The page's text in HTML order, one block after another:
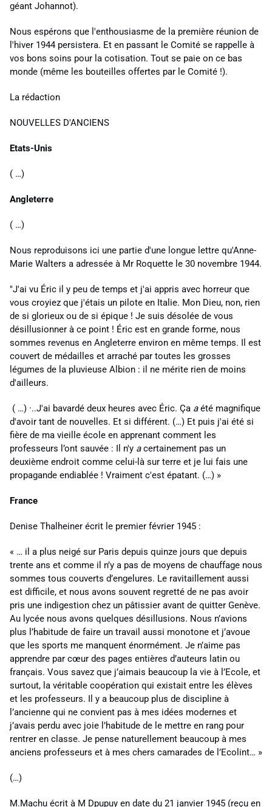
géant Johannot).
Nous espérons que l'enthousiasme de la première réunion de
l'hiver 1944 persistera. Et en passant le Comité se rappelle à
vos bons soins pour la cotisation. Tout se paie on ce bas
monde (même les bouteilles offertes par le Comité !).
La rédaction
NOUVELLES D'ANCIENS
Etats-Unis
( …)
Angleterre
( …)
Nous reproduisons ici une partie d'une longue lettre qu'Anne-
Marie Walters a adressée à Mr Roquette le 30 novembre 1944.
"J'ai vu Éric il y peu de temps et j'ai appris avec horreur que
vous croyiez que j'étais un pilote en Italie. Mon Dieu, non, rien
de si glorieux ou de si épique ! Je suis désolée de vous
désillusionner à ce point ! Éric est en grande forme, nous
sommes revenus en Angleterre environ en même temps. Il est
couvert de médailles et arraché par toutes les grosses
légumes de la pluvieuse Albion : il ne mérite rien de moins
d'ailleurs.
( …) ·..J'ai bavardé deux heures avec Éric. Ça aété magnifique
d'avoir tant de nouvelles. Et si différent. (…) Et puis j'ai été si
fière de ma vieille école en apprenant comment les
professeurs l’ont sauvée : Il n'y acertainement pas un
deuxième endroit comme celui-là sur terre et je lui fais une
propagande endiablée ! Vraiment c'est épatant. (…) »
France
Denise Thalheiner écrit le premier février 1945 :
« … il a plus neigé sur Paris depuis quinze jours que depuis
trente ans et comme il n’y a pas de moyens de chauffage nous
sommes tous couverts d’engelures. Le ravitaillement aussi
est difficile, et nous avons souvent regretté de ne pas avoir
pris une indigestion chez un pâtissier avant de quitter Genève.
Au lycée nous avons quelques désillusions. Nous n’avions
plus l’habitude de faire un travail aussi monotone et j’avoue
que les sports me manquent énormément. Je n’aime pas
apprendre par cœur des pages entières d’auteurs latin ou
français. Vous savez que j’aimais beaucoup la vie à l’Ecole, et
surtout, la véritable coopération qui existait entre les élèves
et les professeurs. Il y a beaucoup plus de discipline à
l’ancienne qui ne convient pas à mes idées modernes et
j’avais perdu avec joie l’habitude de le mettre en rang pour
rentrer en classe. Je pense naturellement beaucoup à mes
anciens professeurs et à mes chers camarades de l’Ecolint… »
(…)
M.Machu écrit à M Dpupuy en date du 21 janvier 1945 (reçu en